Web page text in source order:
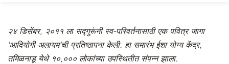
२४ डिसेंबर, २०११ ला सद्गुरूंनी स्व-परिवर्तनासाठी एक पवित्र जागा
'आदियोगी अलायम'ची प्रतिष्ठापना केली. हा समारंभ ईशा योग्य केंद्र,
तमिळनाडू येथे १०,००० लोकांच्या उपस्थितीत संपन्न झाला.